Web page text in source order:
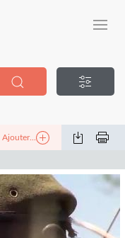
Ajouter...